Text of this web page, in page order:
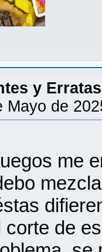
y Erratas
Mayo de
me
corte de